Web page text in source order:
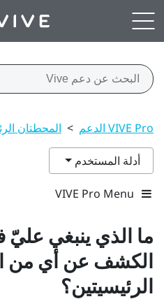
VIVE Pro الدعم > المحطتان
أدلة المستخدم
VIVE Pro Menu
ما الذي ينبغي عليّ
الكشف عن أي من
الرئيسيتين؟